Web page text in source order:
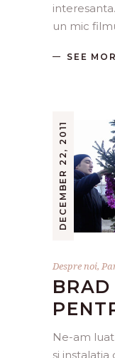
un mic
SEE
DECEMBER 22, 2011
Despre noi,
Ne-am
si